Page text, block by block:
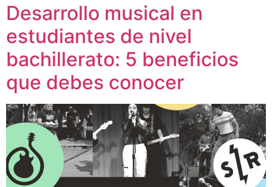
Desarrollo musical en
estudiantes de nivel
bachillerato: 5 beneficios
que debes conocer